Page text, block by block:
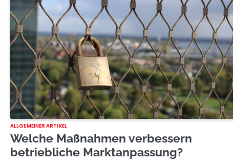
ALLGEMEINER ARTIKEL
Welche Maßnahmen verbessern
betriebliche Marktanpassung?